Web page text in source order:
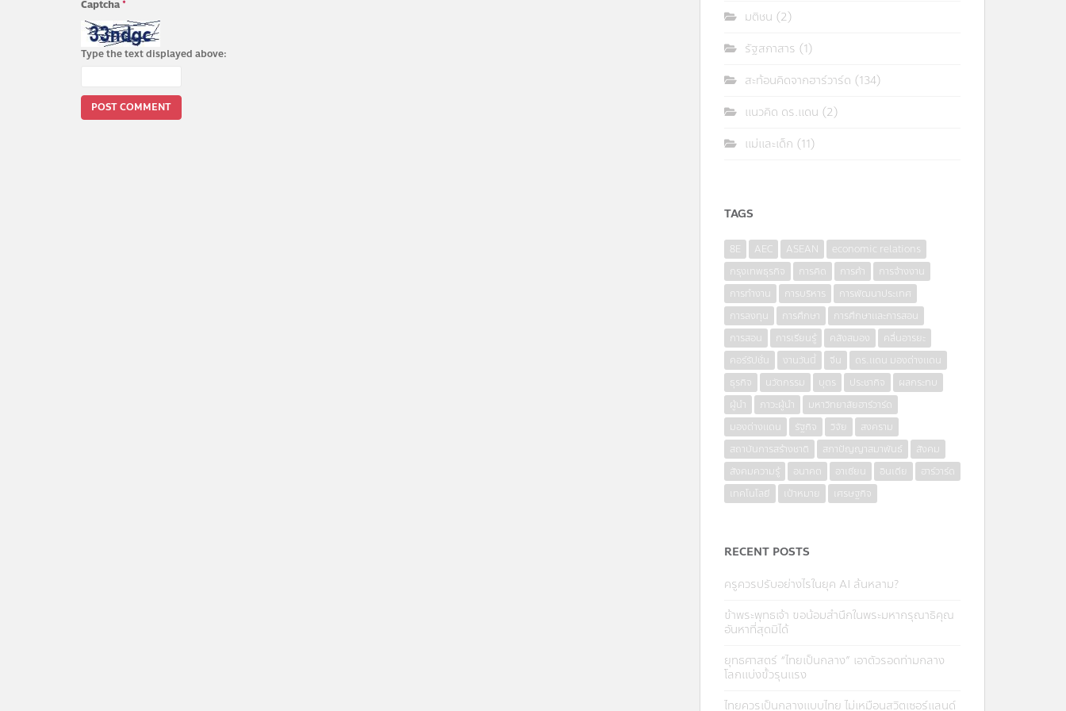
Captcha*
Type the text displayed above:
มติชน (2)
รัฐสภาสาร (1)
สะท้อนคิดจากฮาร์วาร์ด (134)
แนวคิด ดร.แดน (2)
แม่และเด็ก (11)
TAGS
8E AEC ASEAN
economic relations
กรุงเทพธุรกิจ
การคิด การค้า
การจ้างงาน
การทำงาน
การบริหาร
การพัฒนาประเทศ
การลงทุน
การศึกษา
การศึกษาและการสอน
การสอน
การเรียนรู้ คลังสมอง
คลื่นอารยะ
คอร์รัปชั่น
งานวันนี้ จีน
ดร.แดน มองต่างแดน
ธุรกิจ
นวัตกรรม บุตร ประชากิจ
ผลกระทบ
ผู้นำ
ภาวะผู้นำ
มหาวิทยาลัยฮาร์วาร์ด
มองต่างแดน
รัฐกิจ วิจัย
สงคราม
สถาบันการสร้างชาติ
สภาปัญญาสมาพันธ์
สังคม
สังคมความรู้
อนาคต อาเซียน อินเดีย
ฮาร์วาร์ด
เทคโนโลยี
เป้าหมาย เศรษฐกิจ
RECENT POSTS
ครูควรปรับอย่างไรในยุค AI ล้นหลาม?
ข้าพระพุทธเจ้า ขอน้อมสำนึกในพระมหากรุณาธิคุณ
อันหาที่สุดมิได้
ยุทธศาสตร์ “ไทยเป็นกลาง” เอาตัวรอดท่ามกลาง
โลกแบ่งขั้วรุนแรง
ไทยควรเป็นกลางแบบไทย ไม่เหมือนสวิตเซอร์แลนด์